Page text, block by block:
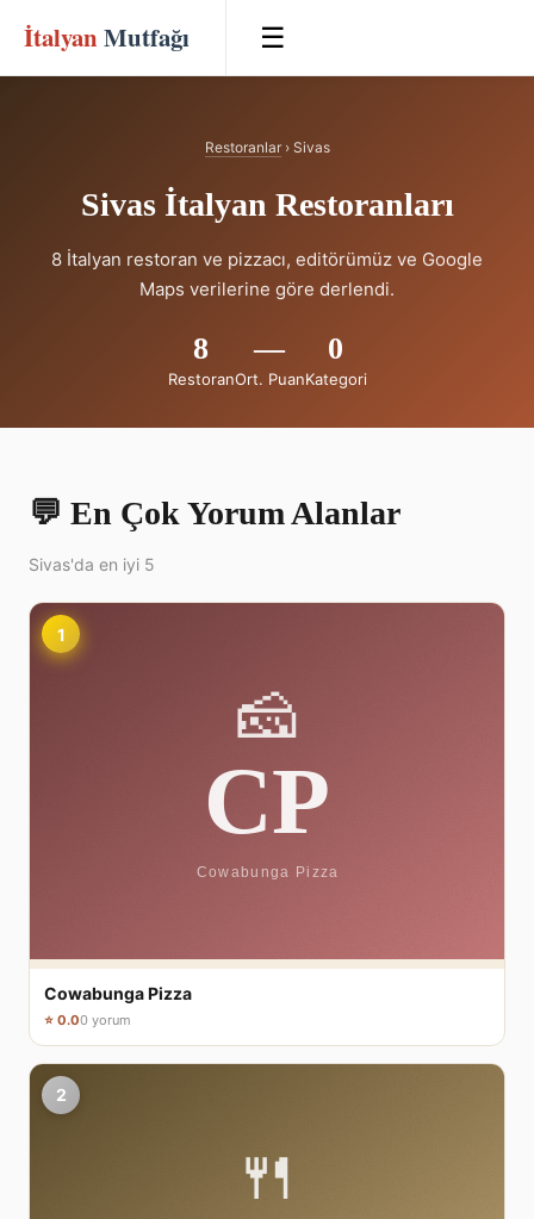
İtalyan Mutfağı ☰
Restoranlar› Sivas
Sivas İtalyan Restoranları
8 İtalyan restoran ve pizzacı, editörümüz ve Google
Maps verilerine göre derlendi.
8
Restoran
—
Ort. Puan
0
Kategori
💬 En Çok Yorum Alanlar
Sivas'da en iyi 5
1
Cowabunga Pizza
⭐ 0.00 yorum
2